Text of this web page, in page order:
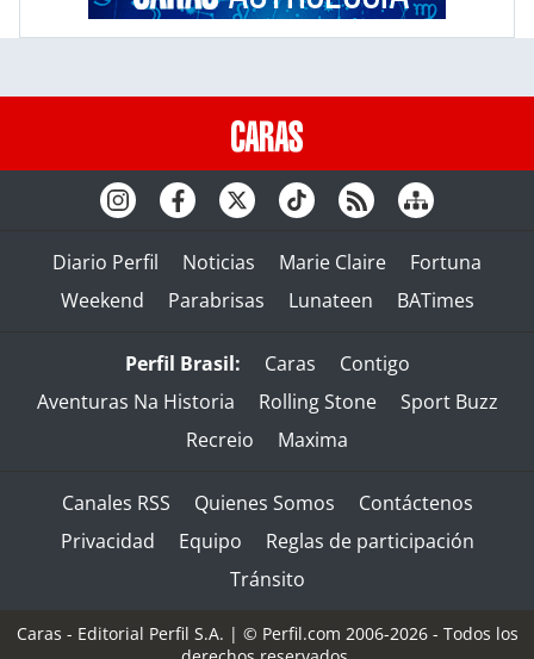
Diario Perfil Noticias Marie Claire
Fortuna
Weekend
Parabrisas Lunateen BATimes
Perfil Brasil: Caras
Contigo
Aventuras Na Historia
Rolling Stone
Sport Buzz
Recreio
Maxima
Canales RSS Quienes Somos
Contáctenos
Privacidad
Equipo
Reglas de participación
Tránsito
Caras - Editorial Perfil S.A. | © Perfil.com 2006-2026 - Todos los